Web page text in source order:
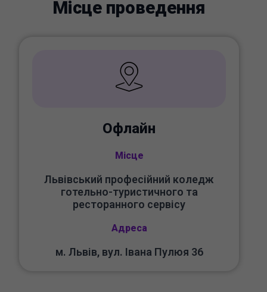
Місце проведення
Офлайн
Місце
Львівський професійний коледж
готельно-туристичного та
ресторанного сервісу
Адреса
м. Львів, вул. Івана Пулюя 36